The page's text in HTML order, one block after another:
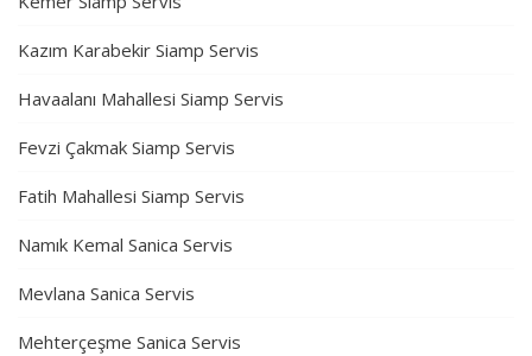
Kazım Karabekir Siamp Servis
Havaalanı Mahallesi Siamp Servis
Fevzi Çakmak Siamp Servis
Fatih Mahallesi Siamp Servis
Namık Kemal Sanica Servis
Mevlana Sanica Servis
Mehterçeşme Sanica Servis